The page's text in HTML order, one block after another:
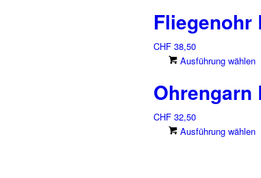
Fliegenohr
CHF 38,50
Ausführung wählen
Ohrengarn
CHF 32,50
Ausführung wählen